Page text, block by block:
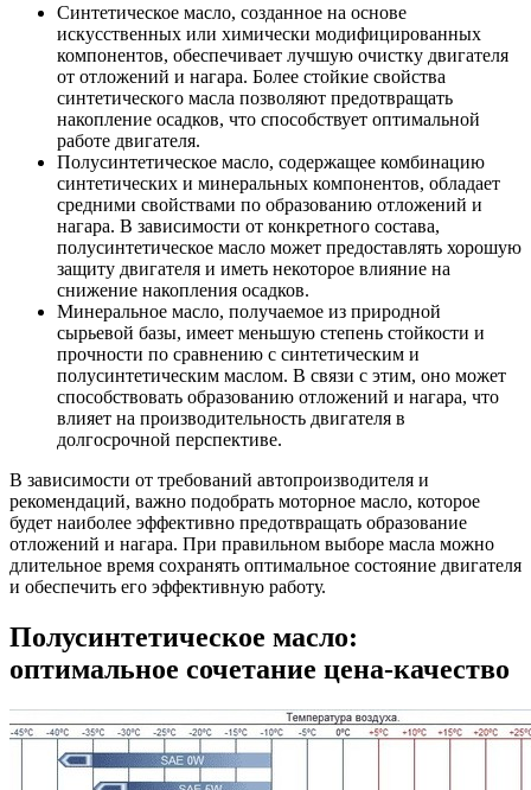
Синтетическое масло, созданное на основе
искусственных или химически модифицированных
компонентов, обеспечивает лучшую очистку двигателя
от отложений и нагара. Более стойкие свойства
синтетического масла позволяют предотвращать
накопление осадков, что способствует оптимальной
работе двигателя.
Полусинтетическое масло, содержащее комбинацию
синтетических и минеральных компонентов, обладает
средними свойствами по образованию отложений и
нагара. В зависимости от конкретного состава,
полусинтетическое масло может предоставлять хорошую
защиту двигателя и иметь некоторое влияние на
снижение накопления осадков.
Минеральное масло, получаемое из природной
сырьевой базы, имеет меньшую степень стойкости и
прочности по сравнению с синтетическим и
полусинтетическим маслом. В связи с этим, оно может
способствовать образованию отложений и нагара, что
влияет на производительность двигателя в
долгосрочной перспективе.
В зависимости от требований автопроизводителя и
рекомендаций, важно подобрать моторное масло, которое
будет наиболее эффективно предотвращать образование
отложений и нагара. При правильном выборе масла можно
длительное время сохранять оптимальное состояние двигателя
и обеспечить его эффективную работу.
Полусинтетическое масло:
оптимальное сочетание цена-качество